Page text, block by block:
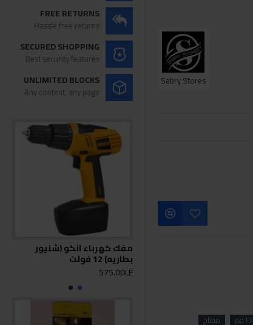
Sabry Stores
مفتاح
FREE RETURNS
Hassle free returns
SECURED SHOPPING
Best security features
UNLIMITED BLOCKS
Any content, any page
مفك كهرباء انكو (شنيور
بطاريه) 12 فولت
575.00LE